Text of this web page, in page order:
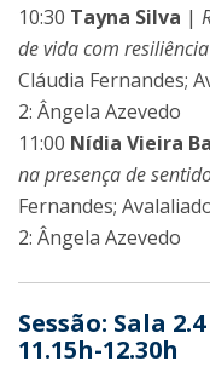
10:30 Tayna Silva |
de vida com
Cláudia Fernandes;
2: Ângela Azevedo
11:00 Nídia Vieira
na presença de
Fernandes;
2: Ângela Azevedo
Sessão: Sala
11.15h-12.30h